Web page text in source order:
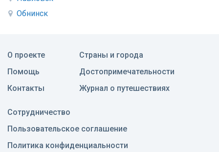
Обнинск
О проекте
Помощь
Контакты
Страны и города
Достопримечательности
Журнал о путешествиях
Сотрудничество
Пользовательское соглашение
Политика конфиденциальности